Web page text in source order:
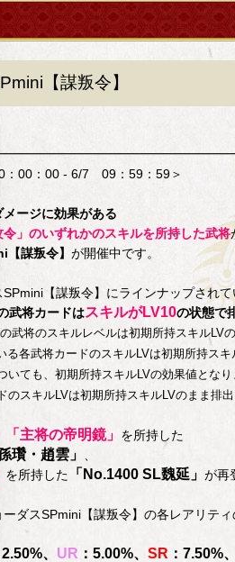
【謀叛令】
00：00 - 6/7 09：59：59＞
ージに効果がある
」のいずれかのスキルを所持した武将
謀叛令】 が開催中です。
【謀叛令】にラインナップされて
武将カードはスキルがLV10の状態で
武将のスキルレベルは初期所持スキル
各武将カードのスキルLVは初期所持スキ
いても、初期所持スキルLVの効果値とな
のスキルLVは初期所持スキルLVのまま排
「主将の帝明鏡」 を所持した
瓚・趙雲」
を所持した 「No.1400 SL魏延」 が再
ダスSPmini【謀叛令】の各レアリテ
2.50%、 UR ：5.00%、 SR ：7.50%